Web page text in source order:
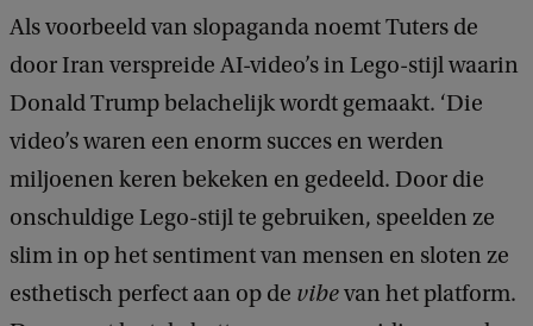
Als voorbeeld van slopaganda noemt Tuters de
door Iran verspreide AI-video’s in Lego-stijl waarin
Donald Trump belachelijk wordt gemaakt. ‘Die
video’s waren een enorm succes en werden
miljoenen keren bekeken en gedeeld. Door die
onschuldige Lego-stijl te gebruiken, speelden ze
slim in op het sentiment van mensen en sloten ze
esthetisch perfect aan op de vibevan het platform.